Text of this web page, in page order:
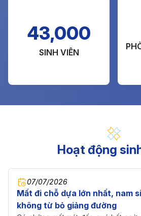
43,000
SINH VIÊN
Hoạt động
07/07/2026
Mất đi chỗ dựa lớn nhất, nam
không từ bỏ giảng đường